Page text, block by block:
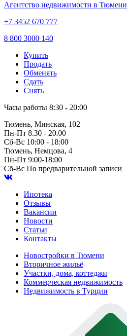
Агентство недвижимости в Тюмени
+7 3452 670 777
8 800 3000 140
Купить
Продать
Обменять
Сдать
Снять
Часы работы 8:30 - 20:00
Тюмень, Минская, 102
Пн-Пт 8.30 - 20.00
Сб-Вс 10:00 - 18:00
Тюмень, Немцова, 4
Пн-Пт 9:00-18:00
Сб-Вс По предварительной записи
Ипотека
Отзывы
Вакансии
Новости
Статьи
Контакты
Новостройки в Тюмени
Вторичное жильё
Участки, дома, коттеджи
Коммерческая недвижимость
Недвижимость в Турции